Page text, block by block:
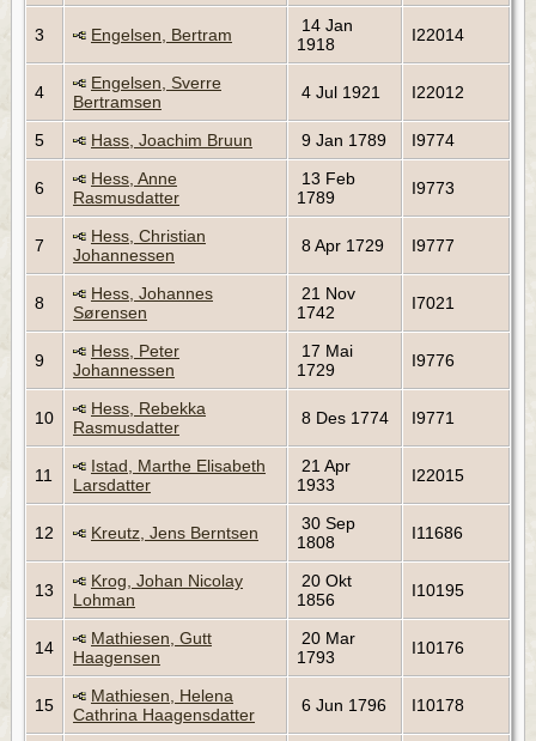
3 Engelsen, Bertram
14 Jan
1918
I22014
4
Engelsen, Sverre
Bertramsen
4 Jul 1921 I22012
5 Hass, Joachim Bruun 9 Jan 1789 I9774
6
Hess, Anne
Rasmusdatter
13 Feb
1789
I9773
7
Hess, Christian
Johannessen
8 Apr 1729 I9777
8
Hess, Johannes
Sørensen
21 Nov
1742
I7021
9
Hess, Peter
Johannessen
17 Mai
1729
I9776
10
Hess, Rebekka
Rasmusdatter
8 Des 1774 I9771
11
Istad, Marthe Elisabeth
Larsdatter
21 Apr
1933
I22015
12 Kreutz, Jens Berntsen
30 Sep
1808
I11686
13
Krog, Johan Nicolay
Lohman
20 Okt
1856
I10195
14
Mathiesen, Gutt
Haagensen
20 Mar
1793
I10176
15
Mathiesen, Helena
Cathrina Haagensdatter
6 Jun 1796 I10178